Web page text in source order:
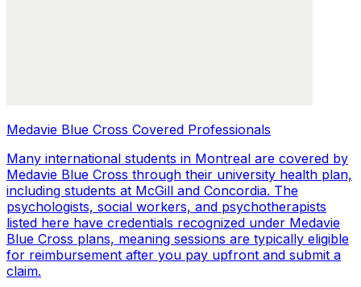
Medavie Blue Cross Covered Professionals
Many international students in Montreal are covered by
Medavie Blue Cross through their university health plan,
including students at McGill and Concordia. The
psychologists, social workers, and psychotherapists
listed here have credentials recognized under Medavie
Blue Cross plans, meaning sessions are typically eligible
for reimbursement after you pay upfront and submit a
claim.